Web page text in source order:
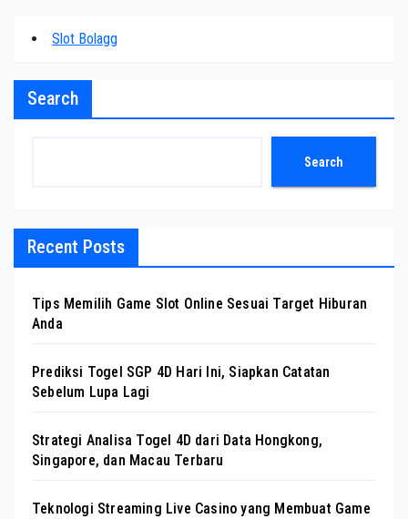
Slot Bolagg
Search
Search
Recent Posts
Tips Memilih Game Slot Online Sesuai Target Hiburan
Anda
Prediksi Togel SGP 4D Hari Ini, Siapkan Catatan
Sebelum Lupa Lagi
Strategi Analisa Togel 4D dari Data Hongkong,
Singapore, dan Macau Terbaru
Teknologi Streaming Live Casino yang Membuat Game